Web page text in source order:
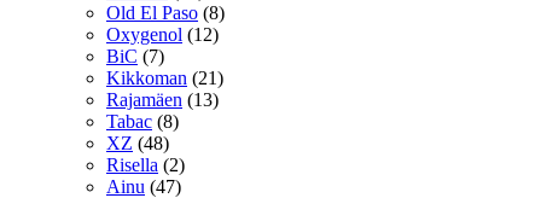
Old El Paso (8)
Oxygenol (12)
BiC (7)
Kikkoman (21)
Rajamäen (13)
Tabac (8)
XZ (48)
Risella (2)
Ainu (47)